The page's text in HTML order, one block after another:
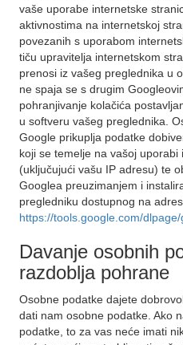
vaše uporabe internetske
aktivnostima na internetskoj
povezanih s uporabom
tiču upravitelja internetskom
prenosi iz vašeg preglednika u
ne spaja se s drugim
pohranjivanje kolačića
u softveru vašeg preglednika.
Google prikuplja podatke
koji se temelje na vašoj uporabi
(uključujući vašu IP adresu) te
Googlea preuzimanjem i
pregledniku dostupnog na
https://tools.google.com/
Davanje osobnih
razdoblja pohrane
Osobne podatke dajete
dati nam osobne podatke. Ako
podatke, to za vas neće imati